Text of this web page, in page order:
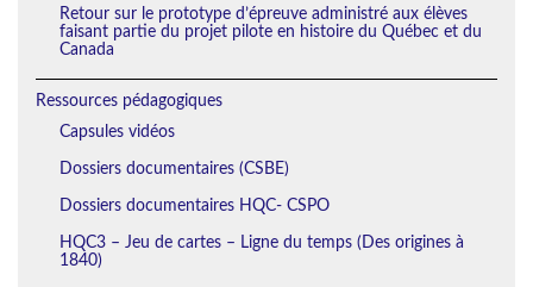
Retour sur le prototype d’épreuve administré aux élèves
faisant partie du projet pilote en histoire du Québec et du
Canada
Ressources pédagogiques
Capsules vidéos
Dossiers documentaires (CSBE)
Dossiers documentaires HQC- CSPO
HQC3 – Jeu de cartes – Ligne du temps (Des origines à
1840)